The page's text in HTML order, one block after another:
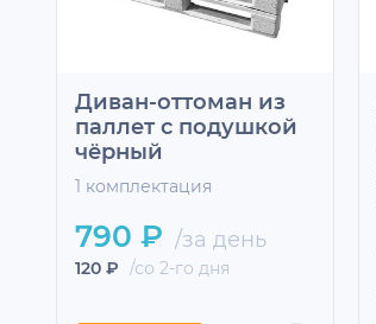
Диван-оттоман из
паллет с подушкой
чёрный
1 комплектация
790 ₽ /за день
120 ₽ /со 2-го дня